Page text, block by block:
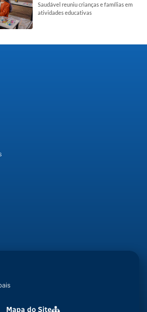
Saudável reuniu crianças e famílias em
atividades educativas
Mapa do Site